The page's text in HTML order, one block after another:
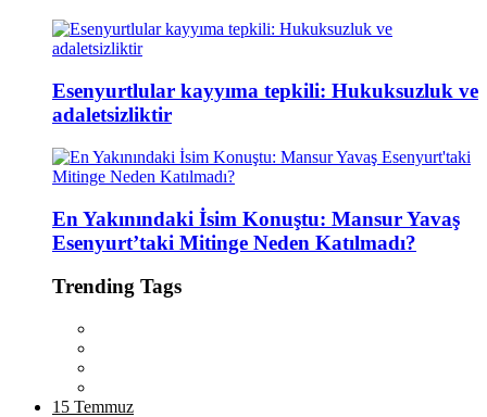
Esenyurtlular kayyıma tepkili: Hukuksuzluk ve
adaletsizliktir
En Yakınındaki İsim Konuştu: Mansur Yavaş
Esenyurt’taki Mitinge Neden Katılmadı?
Trending Tags
15 Temmuz